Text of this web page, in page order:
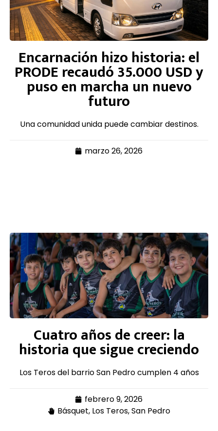
Encarnación hizo historia: el
PRODE recaudó 35.000 USD y
puso en marcha un nuevo
futuro
Una comunidad unida puede cambiar destinos.
marzo 26, 2026
Cuatro años de creer: la
historia que sigue creciendo
Los Teros del barrio San Pedro cumplen 4 años
febrero 9, 2026
Básquet, Los Teros,San Pedro